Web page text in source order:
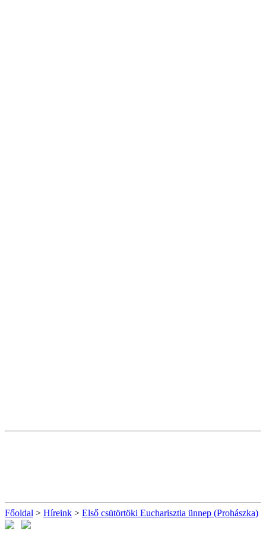
Főoldal > Híreink > Első csütörtöki Eucharisztia ünnep (Prohászka)